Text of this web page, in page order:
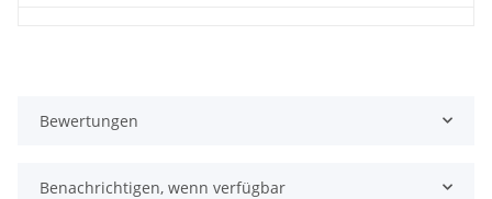
Bewertungen
Benachrichtigen, wenn verfügbar